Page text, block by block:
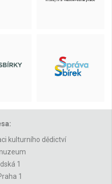
kulturního dědictví
1
1